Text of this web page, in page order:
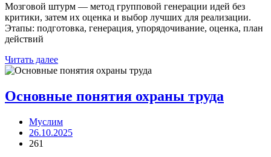
Мозговой штурм — метод групповой генерации идей без
критики, затем их оценка и выбор лучших для реализации.
Этапы: подготовка, генерация, упорядочивание, оценка, план
действий
Читать далее
Основные понятия охраны труда
Муслим
26.10.2025
261